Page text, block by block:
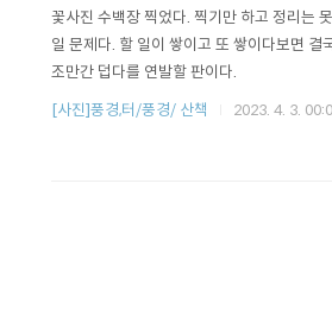
꽃사진 수백장 찍었다. 찍기만 하고 정리는
일 문제다. 할 일이 쌓이고 또 쌓이다보면
조만간 덥다를 연발할 판이다.
[사진]풍경,터/풍경/ 산책
2023. 4. 3.